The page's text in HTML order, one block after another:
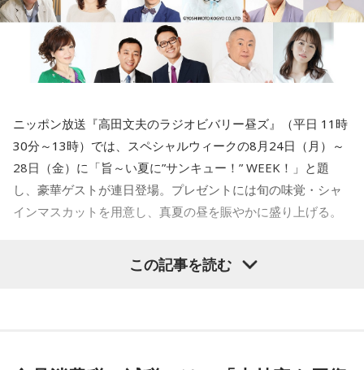
寺内：1005年！？ 飛んだなぁ（笑）。
小林：普通、飛ぶの1個しかないよね？
寺内：10万飛んで8000円とかね(笑)。
三輪田：平安時代の後期、一条天皇の御代に創建された神社
でございます。
すよね。そんな時からずっとあるんだ。
ニッポン放送『高田文夫のラジオビバリー昼ズ』（平日 11時
30分～13時）では、スペシャルウィークの8月24日（月）～
28日（金）に「旨～い夏に”サンキュー！” WEEK！」と題
し、豪華ゲストが連日登場。プレゼントには旬の味覚・シャ
インマスカットを用意し、真夏の昼を賑やかに盛り上げる。
8月24日（月）はTV番組でのウォーキングロケを観た高田文
この記事を読む